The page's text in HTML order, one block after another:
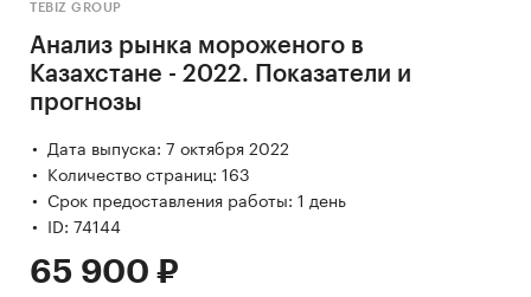
TEBIZ GROUP
Анализ рынка мороженого в
Казахстане - 2022. Показатели и
прогнозы
Дата выпуска: 7 октября 2022
Количество страниц: 163
Срок предоставления работы: 1 день
ID: 74144
65 900 ₽